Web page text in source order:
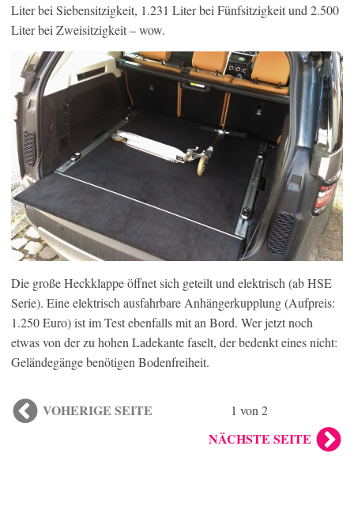
Liter bei Siebensitzigkeit, 1.231 Liter bei Fünfsitzigkeit und 2.500
Liter bei Zweisitzigkeit – wow.
Die große Heckklappe öffnet sich geteilt und elektrisch (ab HSE
Serie). Eine elektrisch ausfahrbare Anhängerkupplung (Aufpreis:
1.250 Euro) ist im Test ebenfalls mit an Bord. Wer jetzt noch
etwas von der zu hohen Ladekante faselt, der bedenkt eines nicht:
Geländegänge benötigen Bodenfreiheit.
VOHERIGE SEITE 1 von 2
NÄCHSTE SEITE